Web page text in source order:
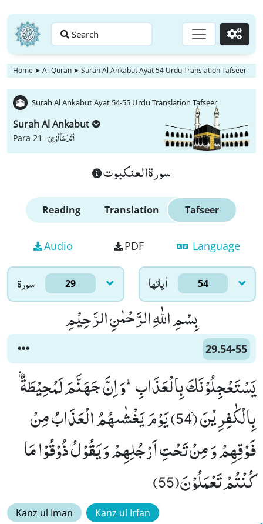
Search Go
Home ➤ Al-Quran ➤ Surah Al Ankabut Ayat 54 Urdu Translation Tafseer
Surah Al Ankabut Ayat 54-55 Urdu Translation Tafseer
Surah Al Ankabut
Para 21 -اُتْلُ مَاۤ اُوْحِیَ
سورة العنكبوت
Reading Translation Tafseer
Audio PDF Language
سورۃ 29 اٰياتها 54
بِسْمِ اللّٰهِ الرَّحْمٰنِ الرَّحِیْمِ
29.54-55
یَسْتَعْجِلُوْنَكَ بِالْعَذَابِؕ-وَ اِنَّ جَهَنَّمَ لَمُحِیْطَةٌۢ
بِالْكٰفِرِیْنَۙ (54) یَوْمَ یَغْشٰىهُمُ الْعَذَابُ مِنْ
فَوْقِهِمْ وَ مِنْ تَحْتِ اَرْجُلِهِمْ وَ یَقُوْلُ ذُوْقُوْا مَا
كُنْتُمْ تَعْمَلُوْنَ(55)
Kanz ul Iman Kanz ul Irfan